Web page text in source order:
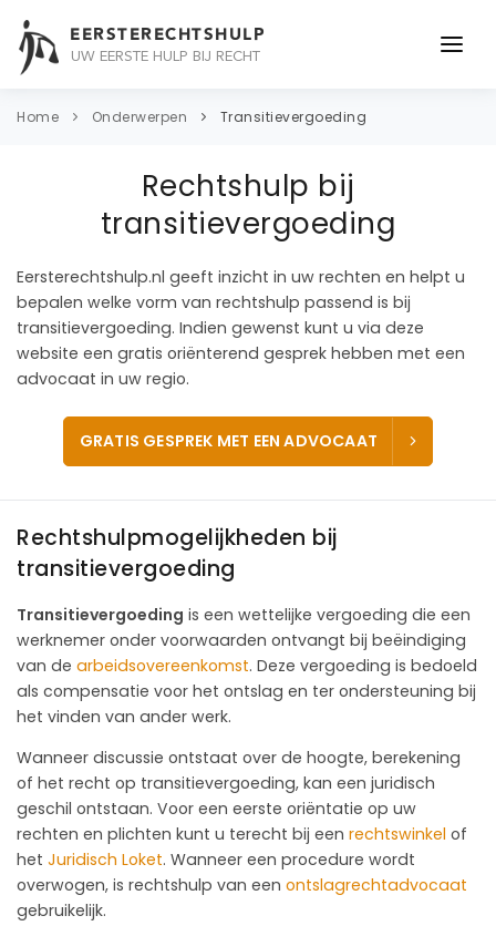
EERSTERECHTSHULP
UW EERSTE HULP BIJ RECHT
ONDERWERPEN
ADVOCAAT
CONTACT
Home Onderwerpen Transitievergoeding
Rechtshulp bij
transitievergoeding
Eersterechtshulp.nl geeft inzicht in uw rechten en helpt u
bepalen welke vorm van rechtshulp passend is bij
transitievergoeding. Indien gewenst kunt u via deze
website een gratis oriënterend gesprek hebben met een
advocaat in uw regio.
GRATIS GESPREK MET EEN ADVOCAAT
Rechtshulpmogelijkheden bij
transitievergoeding
Transitievergoeding is een wettelijke vergoeding die een
werknemer onder voorwaarden ontvangt bij beëindiging
van de arbeidsovereenkomst. Deze vergoeding is bedoeld
als compensatie voor het ontslag en ter ondersteuning bij
het vinden van ander werk.
Wanneer discussie ontstaat over de hoogte, berekening
of het recht op transitievergoeding, kan een juridisch
geschil ontstaan. Voor een eerste oriëntatie op uw
rechten en plichten kunt u terecht bij een rechtswinkel of
het Juridisch Loket. Wanneer een procedure wordt
overwogen, is rechtshulp van een ontslagrechtadvocaat
gebruikelijk.